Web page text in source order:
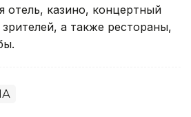
отель, казино, концертный
а также рестораны,